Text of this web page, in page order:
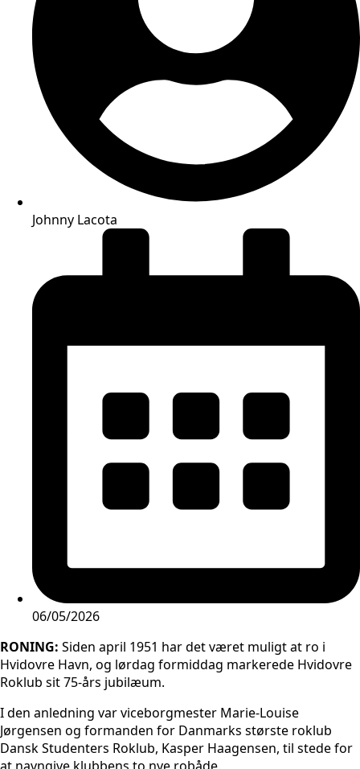
Johnny Lacota
06/05/2026
RONING: Siden april 1951 har det været muligt at ro i
Hvidovre Havn, og lørdag formiddag markerede Hvidovre
Roklub sit 75-års jubilæum.
I den anledning var viceborgmester Marie-Louise
Jørgensen og formanden for Danmarks største roklub
Dansk Studenters Roklub, Kasper Haagensen, til stede for